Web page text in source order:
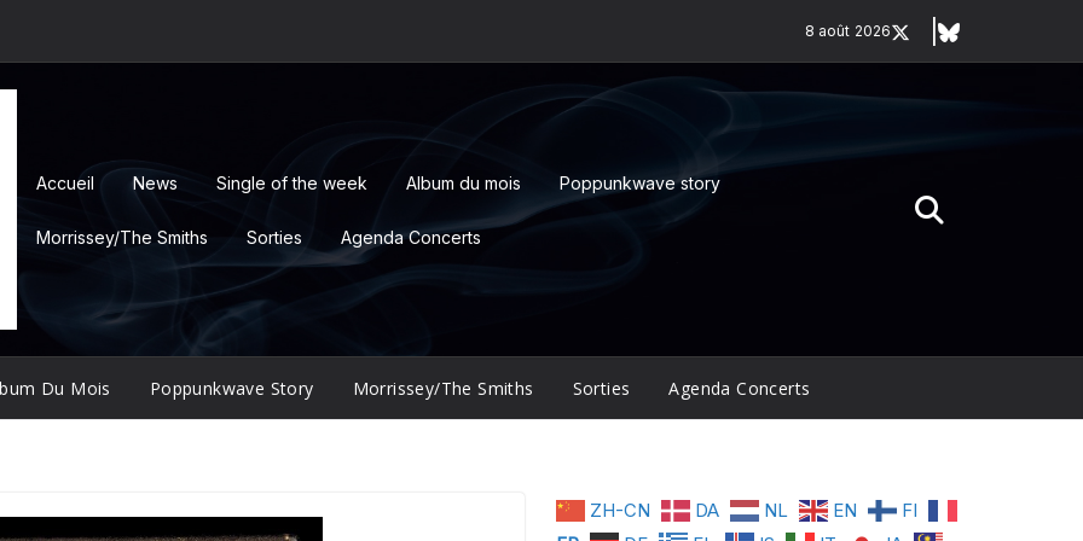
8 août 2026
Accueil News Single of the week Album du mois Poppunkwave story
Morrissey/The Smiths Sorties Agenda Concerts
Du Mois Poppunkwave Story Morrissey/The Smiths Sorties Agenda Concerts
ZH-CN DA NL EN
FI